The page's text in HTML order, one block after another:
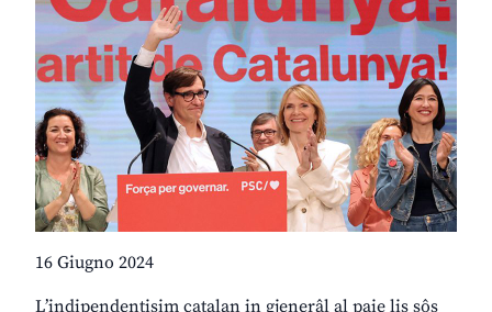
16 Giugno 2024
L’indipendentisim catalan in gjenerâl al paie lis sôs